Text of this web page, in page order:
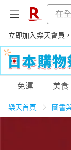
立即加入樂天會員
購物網分類
免運 美食
樂天首頁 圖書